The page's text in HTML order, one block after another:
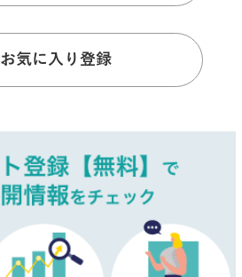
お気に入り登録